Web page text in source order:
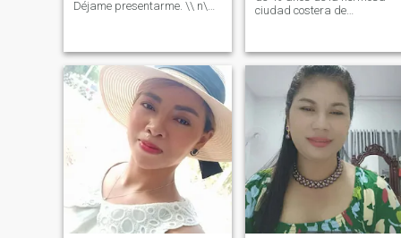
Déjame presentarme. \\ n\
respeto, me encanta difundir
alegría y risa donde quiera
que vaya, ya sea que pase
Conversaciones alegres,
humor o simplemente
compartir sonrisas.Por
naturaleza, me esfuerzo por
hacer que los que me rodean
se sientan felices y felices
Facilidad. \\ n \
nProfesionalmente, dirijo un
pequeño negocio de
cosméticos que me permite
mantener a mi familia de
ciudad costera de
madre de tres hijos
maravillosos: dos hijas y un
hijo, mi mayor Mi hijo está
casado y me ha dado la
alegría de convertirme en
abuela. \ N \ NI actualmente
trabajo como escuela
primaria Maestro y agente
de seguros de vida a tiempo
parcial, encuentro un gran
significado en guiar a otros y
ayudarlos a planificar para
ellos Fuera del trabajo,
disfruto cocinar, escuchar